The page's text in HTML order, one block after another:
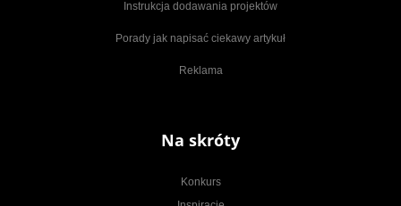
Instrukcja dodawania projektów
Porady jak napisać ciekawy artykuł
Reklama
Na skróty
Konkurs